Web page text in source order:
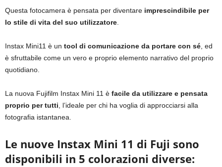
Questa fotocamera è pensata per diventare imprescindibile per
lo stile di vita del suo utilizzatore.
Instax Mini11 è un tool di comunicazione da portare con sé, ed
è sfruttabile come un vero e proprio elemento narrativo del proprio
quotidiano.
La nuova Fujifilm Instax Mini 11 è facile da utilizzare e pensata
proprio per tutti, l’ideale per chi ha voglia di approcciarsi alla
fotografia istantanea.
Le nuove Instax Mini 11 di Fuji sono
disponibili in 5 colorazioni diverse: